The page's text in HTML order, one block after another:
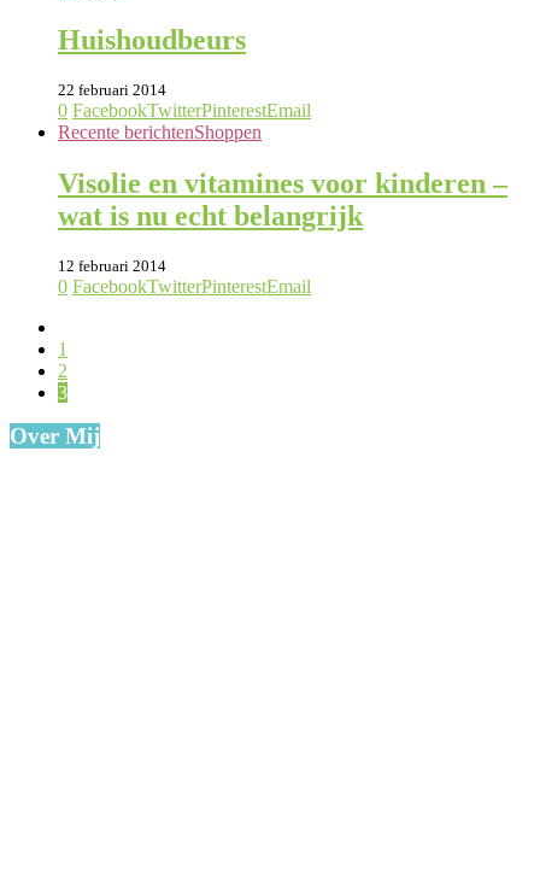
Huishoudbeurs
22 februari 2014
0 FacebookTwitterPinterestEmail
Recente berichtenShoppen
Visolie en vitamines voor kinderen –
wat is nu echt belangrijk
12 februari 2014
0 FacebookTwitterPinterestEmail
1
2
3
Over Mij